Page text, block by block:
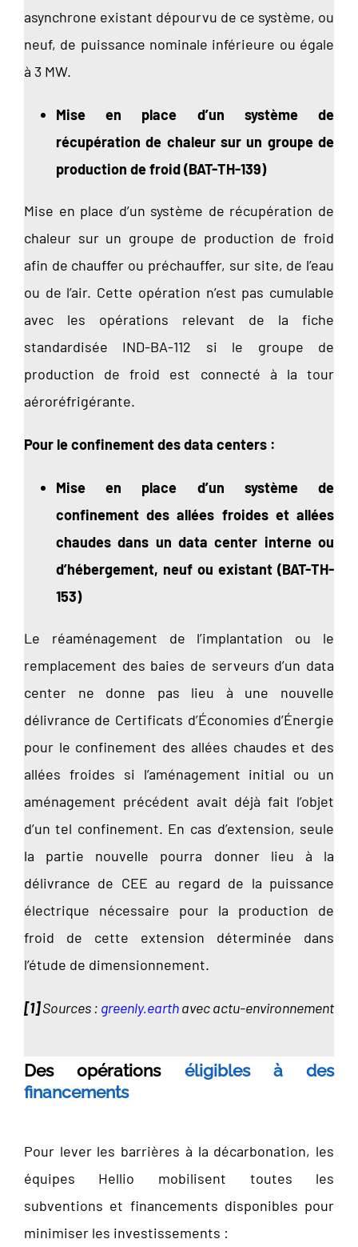
asynchrone existant dépourvu de ce système, ou
neuf, de puissance nominale inférieure ou égale
à 3 MW.
Mise en place d’un système de
récupération de chaleur sur un groupe de
production de froid (BAT-TH-139)
Mise en place d’un système de récupération de
chaleur sur un groupe de production de froid
afin de chauffer ou préchauffer, sur site, de l’eau
ou de l’air. Cette opération n’est pas cumulable
avec les opérations relevant de la fiche
standardisée IND-BA-112 si le groupe de
production de froid est connecté à la tour
aéroréfrigérante.
Pour le confinement des data centers :
Mise en place d’un système de
confinement des allées froides et allées
chaudes dans un data center interne ou
d’hébergement, neuf ou existant (BAT-TH-
153)
Le réaménagement de l’implantation ou le
remplacement des baies de serveurs d’un data
center ne donne pas lieu à une nouvelle
délivrance de Certificats d’Économies d’Énergie
pour le confinement des allées chaudes et des
allées froides si l’aménagement initial ou un
aménagement précédent avait déjà fait l’objet
d’un tel confinement. En cas d’extension, seule
la partie nouvelle pourra donner lieu à la
délivrance de CEE au regard de la puissance
électrique nécessaire pour la production de
froid de cette extension déterminée dans
l’étude de dimensionnement.
[1]Sources : greenly.earthavec actu-environnement
Des opérations éligibles à des
financements
Pour lever les barrières à la décarbonation, les
équipes Hellio mobilisent toutes les
subventions et financements disponibles pour
minimiser les investissements :